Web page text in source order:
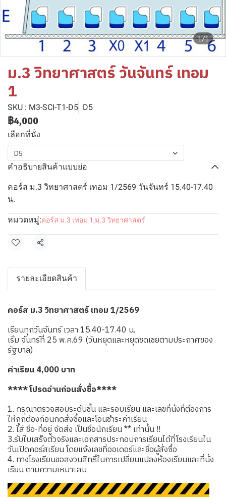
1/1
ม.3 วิทยาศาสตร์ วันจันทร์ เทอม
1
SKU : M3-SCI-T1-D5 D5
฿4,000
เลือกที่นั่ง
D5
คำอธิบายสินค้าแบบย่อ
คอร์ส ม.3 วิทยาศาสตร์ เทอม 1/2569 วันจันทร์ 15.40-17.40
น.
หมวดหมู่:คอร์ส ม.3 เทอม 1 ,ม.3 วิทยาศาสตร์
แชร์
รายละเอียดสินค้า
คอร์ส ม.3 วิทยาศาสตร์ เทอม 1/2569
เรียนทุกวันจันทร์ เวลา 15.40-17.40 น.
เริ่ม จันทร์ที่ 25 พ.ค.69 (วันหยุดและหยุดชดเชยตามประกาศของ
รัฐบาล)
ค่าเรียน 4,000 บาท
**** โปรดอ่านก่อนสั่งซื้อ****
1. กรุณาตรวจสอบระดับชั้น และรอบเรียน และเลขที่นั่งที่ต้องการ
ให้ถูกต้องก่อนกดสั่งซื้อและโอนชำระค่าเรียน
2. ใส่ ชื่อ-ที่อยู่ จัดส่ง เป็นชื่อนักเรียน ** เท่านั้น !!
3.รับใบเสร็จตัวจริงและเอกสารประกอบการเรียนได้ที่โรงเรียนใน
วันเปิดคอร์สเรียน โดยแจ้งเลขที่ออเดอร์และชื่อผู้สั่งซื้อ
4. ทางโรงเรียนขอสงวนสิทธิ์ในการเปลี่ยนแปลงห้องเรียนและที่นั่ง
เรียน ตามความเหมาะสม